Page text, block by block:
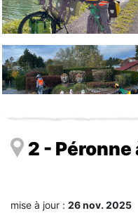
2 -
mise à jour : 26 nov. 2025